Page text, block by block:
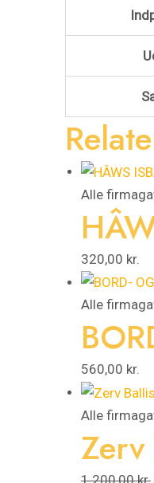
Alle
320,00 kr.
Alle
560,00 kr.
Alle
1.200,00kr.